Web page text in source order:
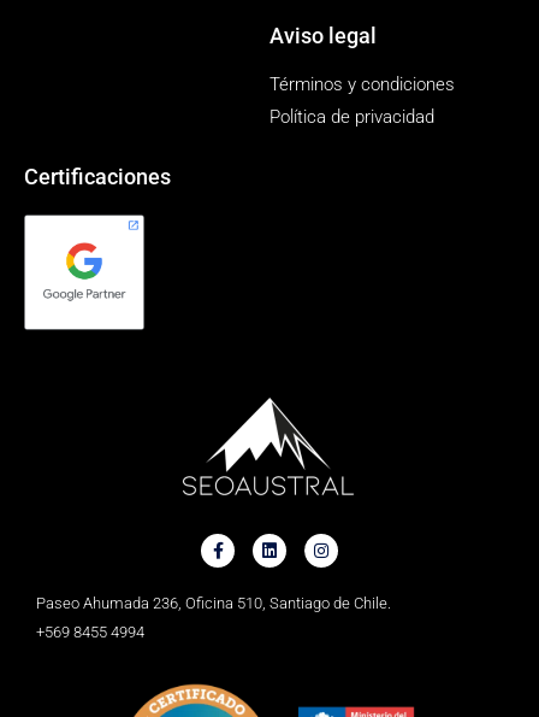
Aviso legal
Términos y condiciones
Política de privacidad
Certificaciones
Paseo Ahumada 236, Oficina 510, Santiago de Chile.
+569 8455 4994